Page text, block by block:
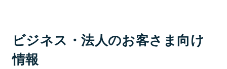
ビジネス・法人のお客さま向け
情報